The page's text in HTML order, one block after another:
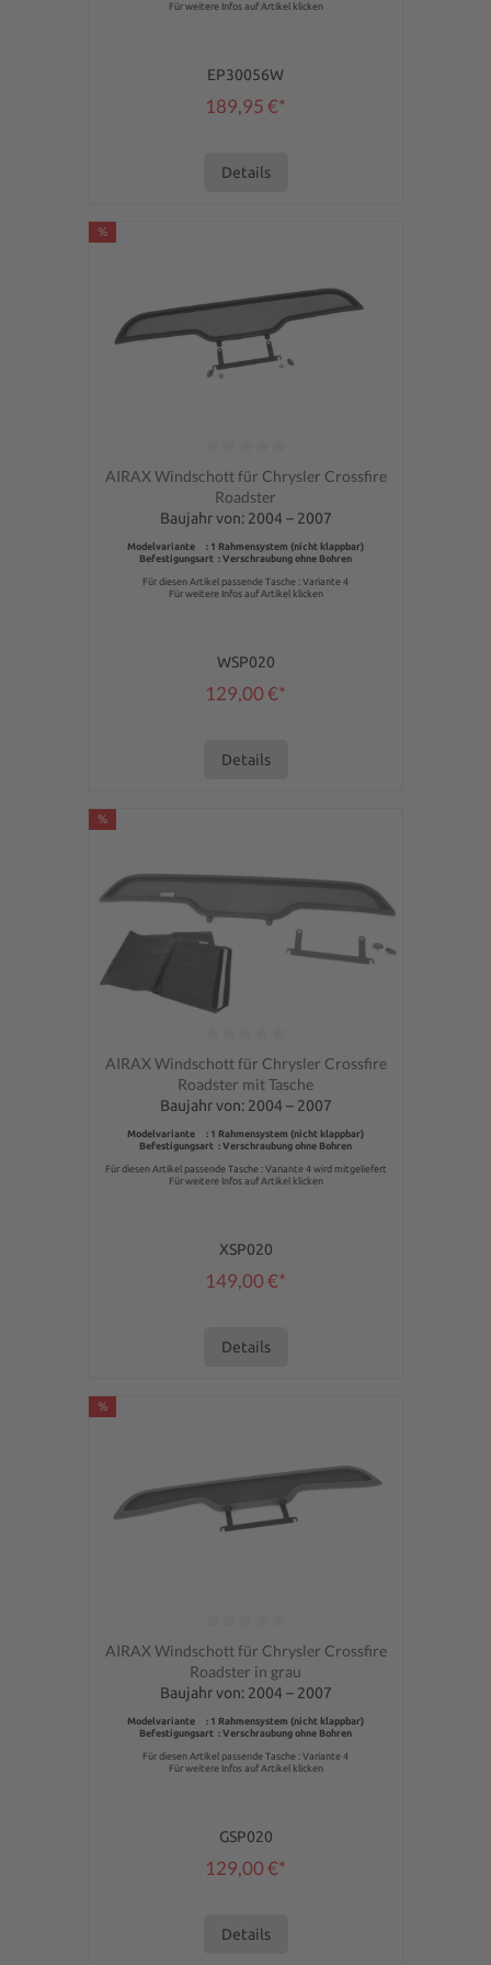
Für weitere Infos auf Artikel klicken
EP30056W
189,95 €*
Details
%
Durchschnittliche Bewertung von 0 von 5 Sternen
AIRAX Windschott für Chrysler Crossfire
Roadster
Baujahr von: 2004 – 2007
Modelvariante : 1 Rahmensystem (nicht klappbar)
Befestigungsart : Verschraubung ohne Bohren
Für diesen Artikel passende Tasche : Variante 4
Für weitere Infos auf Artikel klicken
WSP020
129,00 €*
Details
%
Durchschnittliche Bewertung von 0 von 5 Sternen
AIRAX Windschott für Chrysler Crossfire
Roadster mit Tasche
Baujahr von: 2004 – 2007
Modelvariante : 1 Rahmensystem (nicht klappbar)
Befestigungsart : Verschraubung ohne Bohren
Für diesen Artikel passende Tasche : Variante 4 wird mitgeliefert
Für weitere Infos auf Artikel klicken
XSP020
149,00 €*
Details
%
Durchschnittliche Bewertung von 0 von 5 Sternen
AIRAX Windschott für Chrysler Crossfire
Roadster in grau
Baujahr von: 2004 – 2007
Modelvariante : 1 Rahmensystem (nicht klappbar)
Befestigungsart : Verschraubung ohne Bohren
Für diesen Artikel passende Tasche : Variante 4
Für weitere Infos auf Artikel klicken
GSP020
129,00 €*
Details